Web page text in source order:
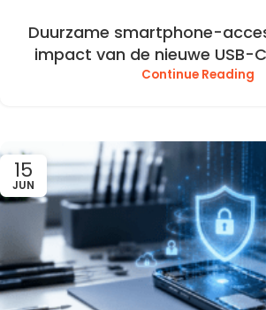
Duurzame smartphone-
impact van de nieuwe
Continue Reading
15
JUN